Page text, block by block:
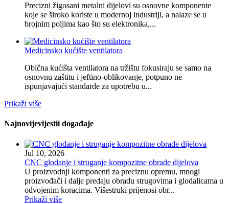
Precizni žigosani metalni dijelovi su osnovne komponente
koje se široko koriste u modernoj industriji, a nalaze se u
brojnim poljima kao što su elektronika,...
Medicinsko kućište ventilatora
Obična kućišta ventilatora na tržištu fokusiraju se samo na
osnovnu zaštitu i jeftino-oblikovanje, potpuno ne
ispunjavajući standarde za upotrebu u...
Prikaži više
Najnovijevijestii događaje
Jul 10, 2026
CNC glodanje i struganje kompozitne obrade dijelova
U proizvodnji komponenti za preciznu opremu, mnogi
proizvođači i dalje predaju obradu strugovima i glodalicama u
odvojenim koracima. Višestruki prijenosi obr...
Prikaži više